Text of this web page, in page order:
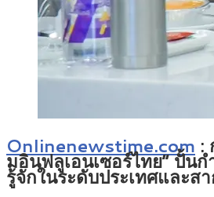
Onlinenewstime.com :
มอินฟลูเอนเซอร์ไทย” ปั้น
รู้จักในระดับประเทศและส